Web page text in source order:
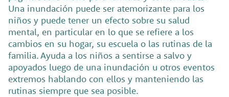
Una inundación puede ser atemorizante para los
niños y puede tener un efecto sobre su salud
mental, en particular en lo que se refiere a los
cambios en su hogar, su escuela o las rutinas de la
familia.Ayuda a los niños a sentirse a salvo y
apoyados luego de una inundación u otros eventos
extremos hablando con ellos y manteniendo las
rutinas siempre que sea posible.